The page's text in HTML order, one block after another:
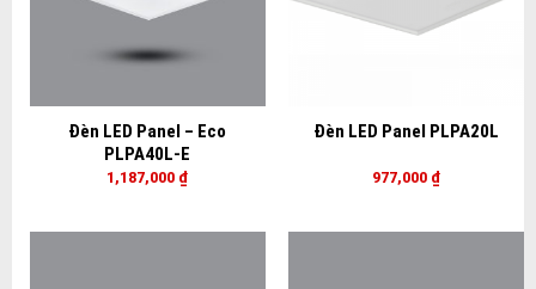
Đèn LED Panel – Eco
PLPA40L-E
1,187,000 ₫
Đèn LED Panel PLPA20L
977,000 ₫